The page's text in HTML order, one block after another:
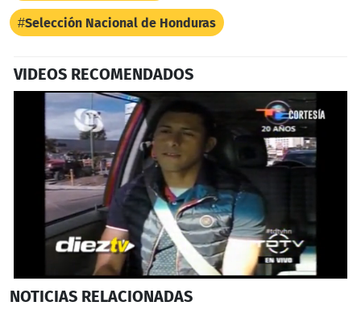
Selección Nacional de Honduras
VIDEOS RECOMENDADOS
seconds
NOTICIAS RELACIONADAS